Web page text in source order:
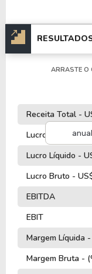
anual
ARRASTE O
Receita Total -
Lucro
Lucro Líquido -
Lucro Bruto -
EBITDA
EBIT
Margem Líquida
Margem Bruta -